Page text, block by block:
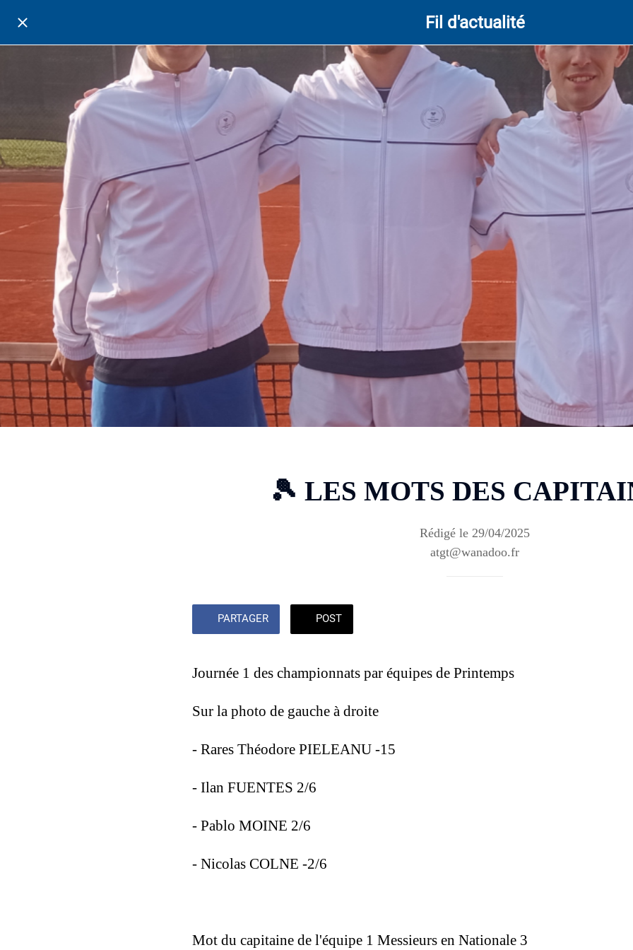
Fil d'actualité
🎾 LES MOTS DES
Rédigé le 29/04/2025
atgt@wanadoo.fr
PARTAGER POST
Journée 1 des championnats par équipes de Printemps
Sur la photo de gauche à droite
- Rares Théodore PIELEANU -15
- Ilan FUENTES 2/6
- Pablo MOINE 2/6
- Nicolas COLNE -2/6
Mot du capitaine de l'équipe 1 Messieurs en Nationale 3